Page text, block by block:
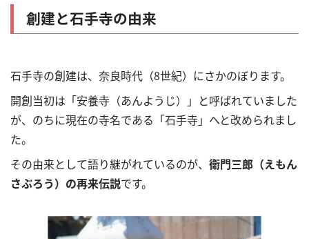
創建と石手寺の由来
石手寺の創建は、奈良時代（8世紀）にさかのぼります。
開創当初は「安養寺（あんようじ）」と呼ばれていました
が、のちに現在の寺名である「石手寺」へと改められまし
た。
その由来として語り継がれているのが、 衛門三郎（えもん
さぶろう）の再来伝説です。